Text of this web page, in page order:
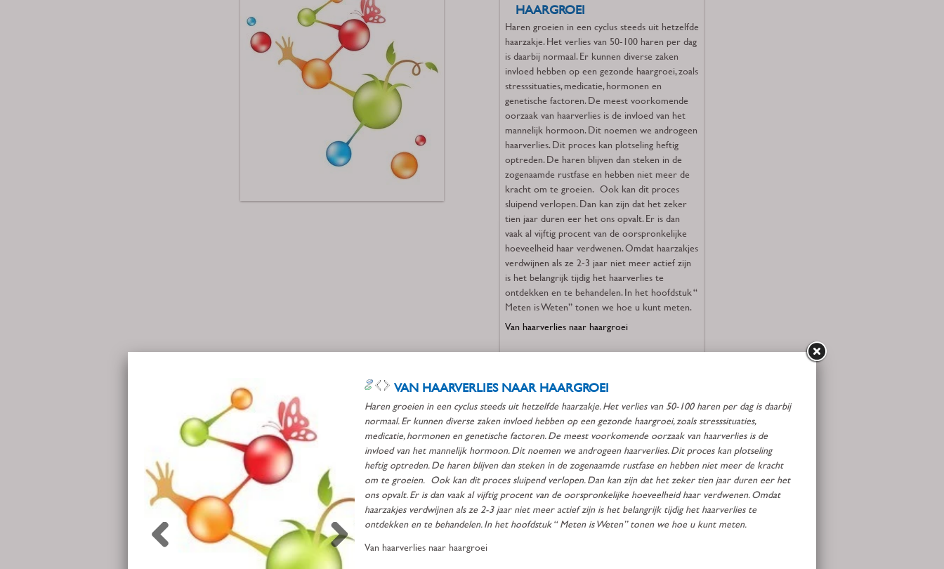
HAARGROEI
Haren groeien in een cyclus steeds uit hetzelfde
haarzakje. Het verlies van 50-100 haren per dag
is daarbij normaal. Er kunnen diverse zaken
invloed hebben op een gezonde haargroei, zoals
stresssituaties, medicatie, hormonen en
genetische factoren. De meest voorkomende
oorzaak van haarverlies is de invloed van het
mannelijk hormoon. Dit noemen we androgeen
haarverlies. Dit proces kan plotseling heftig
optreden. De haren blijven dan steken in de
zogenaamde rustfase en hebben niet meer de
kracht om te groeien. Ook kan dit proces
sluipend verlopen. Dan kan zijn dat het zeker
tien jaar duren eer het ons opvalt. Er is dan
vaak al vijftig procent van de oorspronkelijke
hoeveelheid haar verdwenen. Omdat haarzakjes
verdwijnen als ze 2-3 jaar niet meer actief zijn
is het belangrijk tijdig het haarverlies te
ontdekken en te behandelen. In het hoofdstuk “
Meten is Weten” tonen we hoe u kunt meten.
Van haarverlies naar haargroei
Haren groeien in een cyclus steeds uit hetzelfde
is daarbij normaal. Er kunnen diverse zaken
invloed hebben op een gezonde haargroei, zoals
stresssituaties, medicatie, hormonen en
genetische factoren. De meest voorkomende
oorzaak van haarverlies is de invloed van het
mannelijk hormoon. Dit noemen we androgeen
haarverlies. Dit proces kan plotseling heftig
optreden. De haren blijven dan steken in de
zogenaamde rustfase en hebben niet meer de
kracht om te groeien. Ook kan dit proces